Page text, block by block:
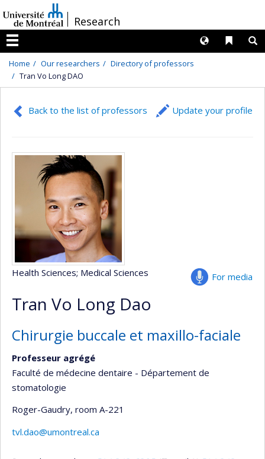
au
contenu
/Research
Menu
Liens
Langues
Home Our researchers
Directory of professors
Tran Vo Long DAO
Back to the list of professors Update your profile
For media
Health Sciences; Medical Sciences
Tran Vo Long Dao
Chirurgie buccale et maxillo-faciale
Professeur agrégé
Faculté de médecine dentaire - Département de
stomatologie
Roger-Gaudry, room A-221
tvl.dao@umontreal.ca